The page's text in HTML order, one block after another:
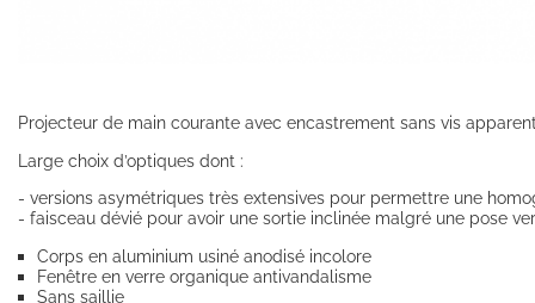
Projecteur de main courante avec encastrement sans vis
Large choix d’optiques dont :
- versions asymétriques très extensives pour permettre une
- faisceau dévié pour avoir une sortie inclinée malgré une pose
Corps en aluminium usiné anodisé incolore
Fenêtre en verre organique antivandalisme
Sans saillie